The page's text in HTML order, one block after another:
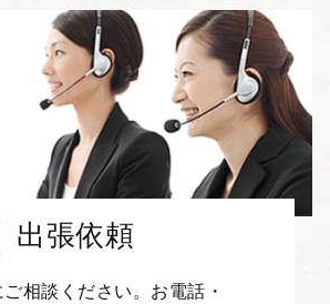
出張依頼
相談ください。お電話・